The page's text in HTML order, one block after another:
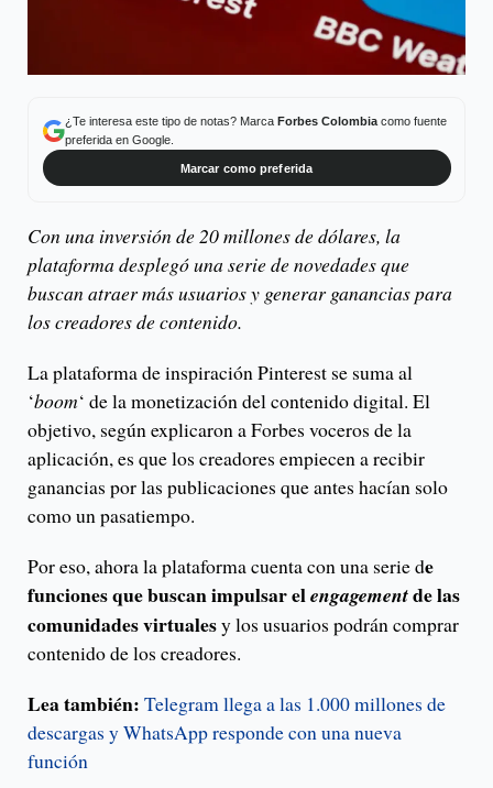
¿Te interesa este tipo de notas? Marca Forbes Colombiacomo fuente
preferida en Google.
Marcar como preferida
Con una inversión de 20 millones de dólares, la
plataforma desplegó una serie de novedades que
buscan atraer más usuarios y generar ganancias para
los creadores de contenido.
La plataforma de inspiración Pinterest se suma al
‘boom‘ de la monetización del contenido digital. El
objetivo, según explicaron a Forbes voceros de la
aplicación, es que los creadores empiecen a recibir
ganancias por las publicaciones que antes hacían solo
como un pasatiempo.
Por eso, ahora la plataforma cuenta con una serie de
funciones que buscan impulsar elengagementde las
comunidades virtualesy los usuarios podrán comprar
contenido de los creadores.
Lea también: Telegram llega a las 1.000 millones de
descargas y WhatsApp responde con una nueva
función